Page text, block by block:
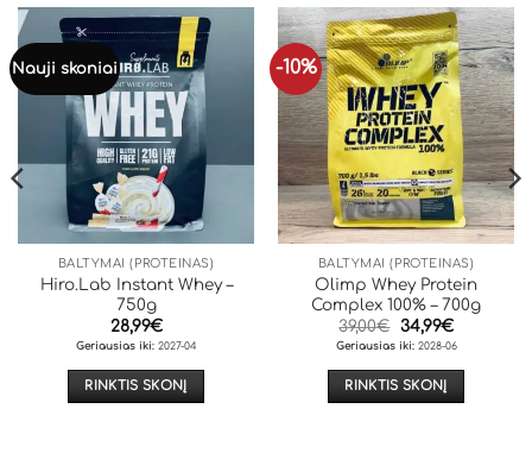
Nauji skoniai
BALTYMAI (PROTEINAS)
Hiro.Lab Instant Whey –
750g
28,99€
Geriausias iki: 2027-04
RINKTIS SKONĮ
-10%
BALTYMAI (PROTEINAS)
Olimp Whey Protein
Complex 100% – 700g
39,00€ Original
price
39,00€.
34,99€Current
price
34,99€.
Geriausias iki: 2028-06
RINKTIS SKONĮ